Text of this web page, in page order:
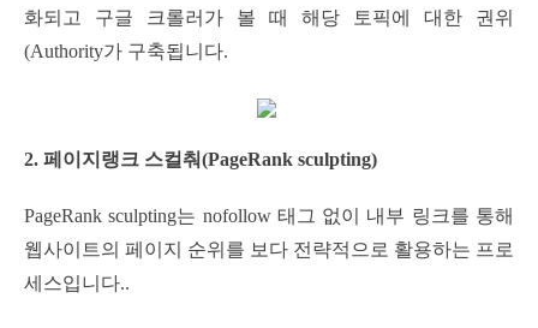
화되고 구글 크롤러가 볼 때 해당 토픽에 대한 권위
(Authority가 구축됩니다.
2. 페이지랭크 스컬춰(PageRank sculpting)
PageRank sculpting는 nofollow 태그 없이 내부 링크를 통해
웹사이트의 페이지 순위를 보다 전략적으로 활용하는 프로
세스입니다..